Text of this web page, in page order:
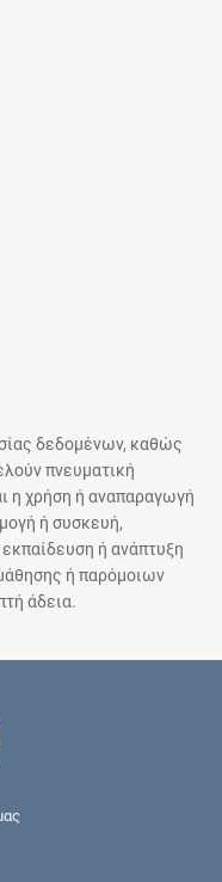
δεδομένων, καθώς
πνευματική
η χρήση ή αναπαραγωγή
ή συσκευή,
ή ανάπτυξη
ή παρόμοιων
άδεια.